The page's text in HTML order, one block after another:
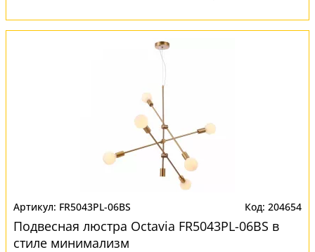
FR5043PL-06BS 204654
Подвесная люстра Octavia FR5043PL-06BS в
стиле минимализм